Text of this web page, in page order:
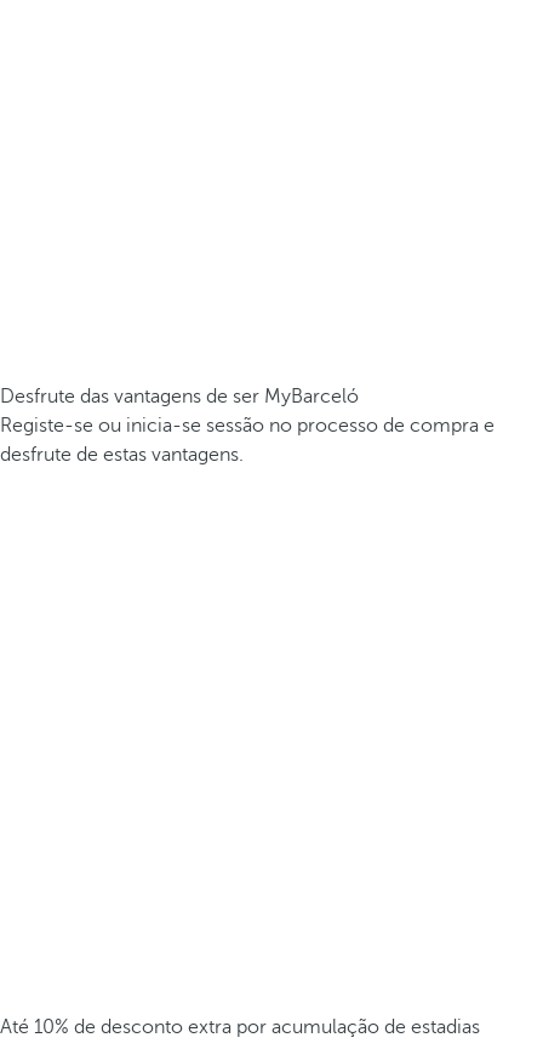
Desfrute das vantagens de ser MyBarceló
Registe-se ou inicia-se sessão no processo de compra e
desfrute de estas vantagens.
Até 10% de desconto extra por acumulação de estadias